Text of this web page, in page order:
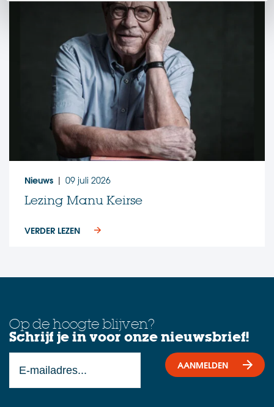
Nieuws | 09 juli 2026
Lezing Manu Keirse
VERDER LEZEN
Op de hoogte blijven?
Schrijf je in voor onze nieuwsbrief!
AANMELDEN